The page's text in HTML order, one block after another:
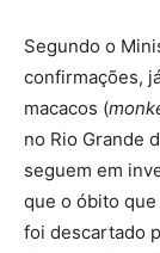
Segundo o
confirmações,
macacos (
no Rio Grande
seguem em
que o óbito
foi descartado